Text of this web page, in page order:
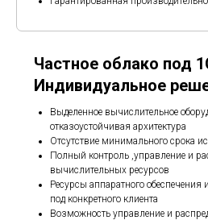
Частное облако под
Индивидуальное
Выделенное вычислительное
отказоустойчивая архитектура
Отсутствие минимального срока
Полный контроль ,управление и
вычислительных ресурсов
Ресурсы аппаратного
под конкретного клиента
Возможность управление и